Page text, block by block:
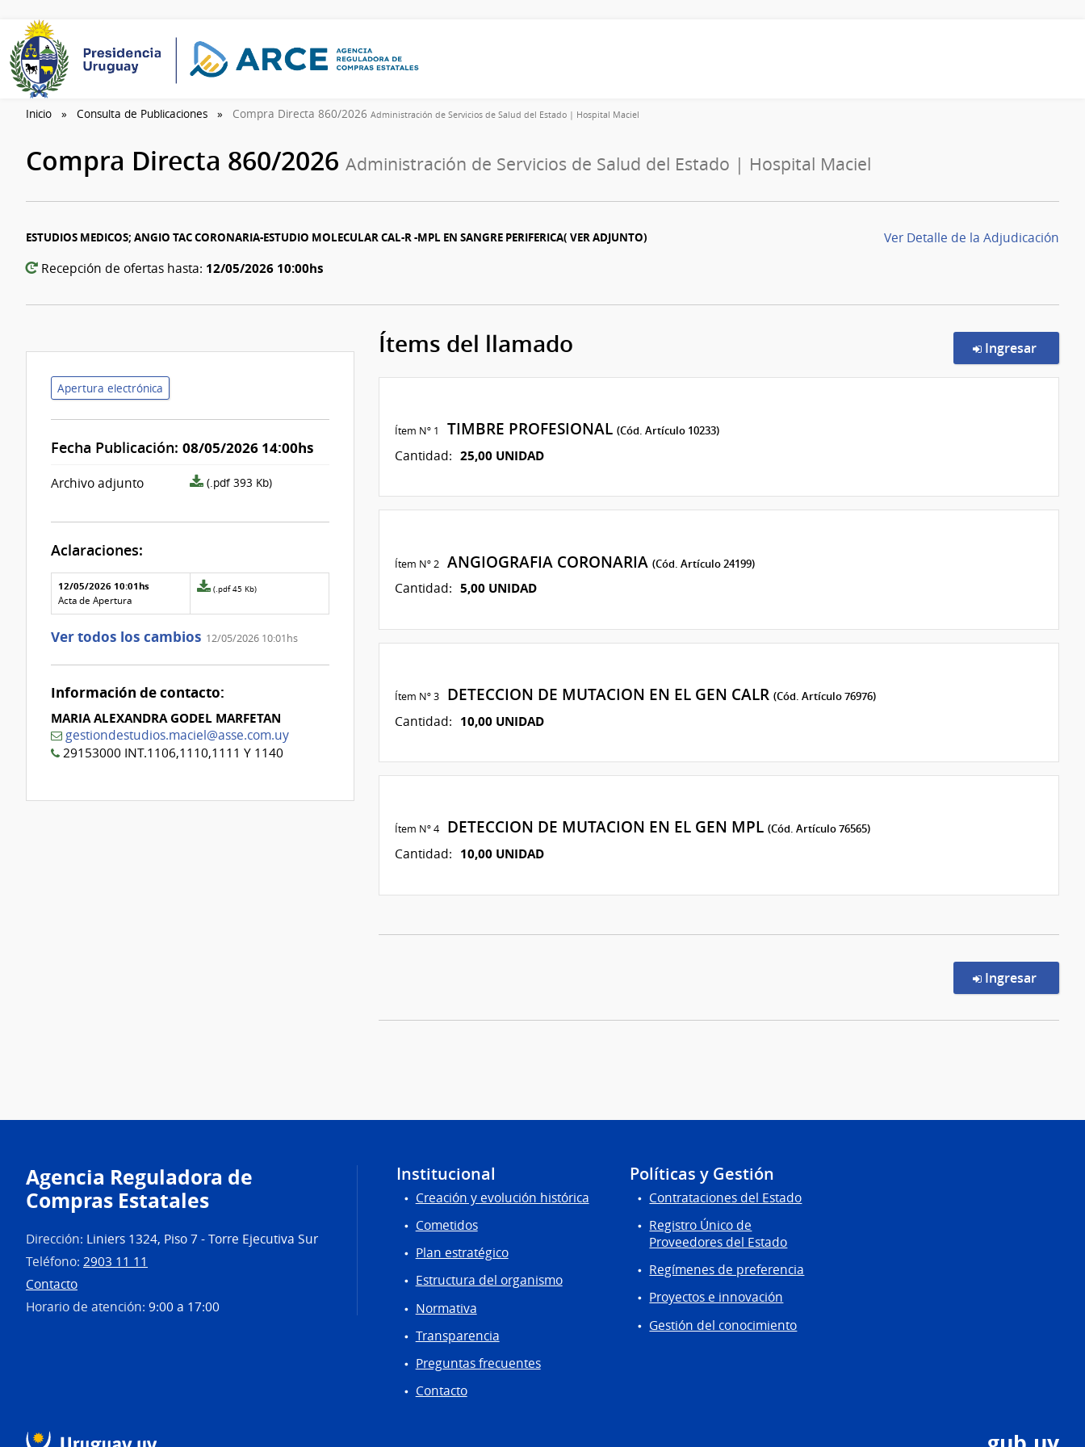
Inicio Consulta de Publicaciones Compra Directa 860/2026 Administración de Servicios de Salud del Estado | Hospital Maciel
Compra Directa 860/2026 Administración de Servicios de Salud del Estado | Hospital Maciel
ESTUDIOS MEDICOS; ANGIO TAC CORONARIA-ESTUDIO MOLECULAR CAL-R -MPL EN SANGRE PERIFERICA( VER ADJUNTO)
Recepción de ofertas hasta: 12/05/2026 10:00hs
Ver Detalle de la Adjudicación
Apertura electrónica
Fecha Publicación: 08/05/2026 14:00hs
Archivo adjunto
archivo
(.pdf 393 Kb)
Aclaraciones:
Aclaraciones del llamado
Fecha y
texto de
la
Archivo
de la
12/05/2026 10:01hs
Acta de Apertura
Archivo
de
aclaración
0
(.pdf 45 Kb)
Ver todos los cambios 12/05/2026 10:01hs
Información de contacto:
MARIA ALEXANDRA GODEL MARFETAN
gestiondestudios.maciel@asse.com.uy
29153000 INT.1106,1110,1111 Y 1140
Ítems del llamado Ingresar
Ítem Nº 1 TIMBRE PROFESIONAL (Cód. Artículo 10233)
Cantidad: 25,00 UNIDAD
Ítem Nº 2ANGIOGRAFIA CORONARIA (Cód. Artículo 24199)
Cantidad: 5,00 UNIDAD
Ítem Nº 3DETECCION DE MUTACION EN EL GEN CALR (Cód. Artículo 76976)
Cantidad: 10,00 UNIDAD
Ítem Nº 4DETECCION DE MUTACION EN EL GEN MPL (Cód. Artículo 76565)
Cantidad: 10,00 UNIDAD
Ingresar
Agencia Reguladora de
Compras Estatales
Dirección: Liniers 1324, Piso 7 - Torre Ejecutiva Sur
Teléfono: 2903 11 11
Contacto
Horario de atención: 9:00 a 17:00
Institucional
Creación y evolución histórica
Cometidos
Plan estratégico
Estructura del organismo
Normativa
Transparencia
Preguntas frecuentes
Contacto
Políticas y Gestión
Contrataciones del Estado
Registro Único de
Proveedores del Estado
Regímenes de preferencia
Proyectos e innovación
Gestión del conocimiento